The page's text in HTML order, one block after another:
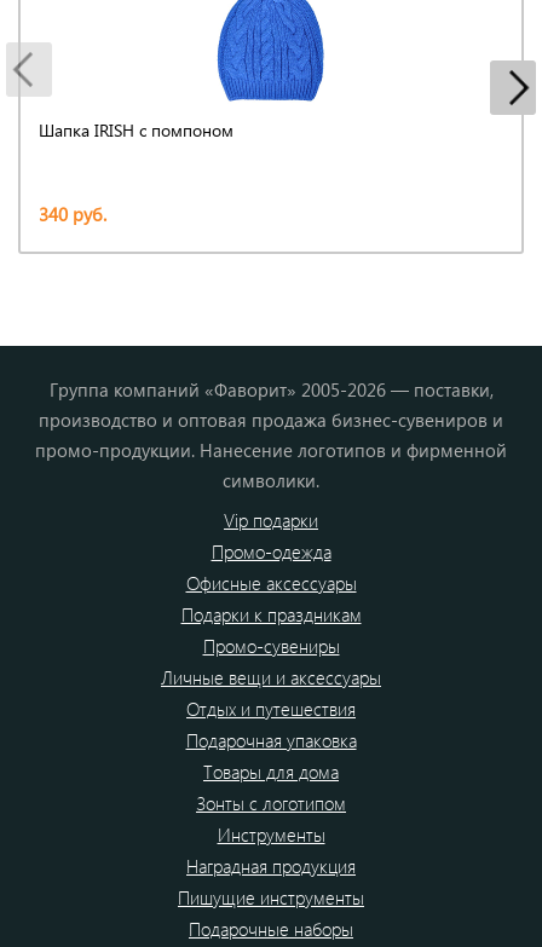
Шапка IRISH с помпоном
340 руб.
Группа компаний «Фаворит» 2005-2026 — поставки,
производство и оптовая продажа бизнес-сувениров и
промо-продукции. Нанесение логотипов и фирменной
символики.
Vip подарки
Промо-одежда
Офисные аксессуары
Подарки к праздникам
Промо-сувениры
Личные вещи и аксессуары
Отдых и путешествия
Подарочная упаковка
Товары для дома
Зонты с логотипом
Инструменты
Наградная продукция
Пишущие инструменты
Подарочные наборы